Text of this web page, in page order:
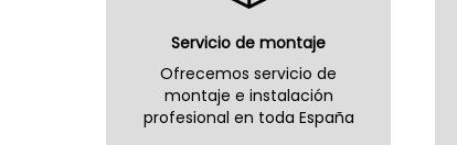
Servicio de montaje
Ofrecemos servicio de
montaje e instalación
profesional en toda España